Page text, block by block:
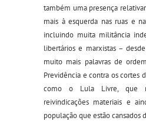
também uma presença
mais à esquerda nas ruas e
incluindo muita militância
libertários e marxistas –
muito mais palavras de
Previdência e contra os cortes
como o Lula Livre, que
reivindicações materiais e
população que estão cansados